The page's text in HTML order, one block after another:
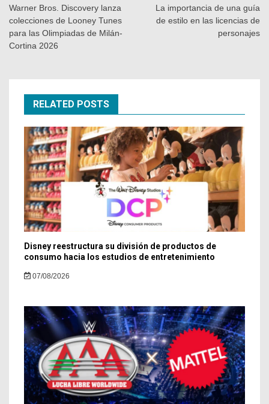
Warner Bros. Discovery lanza
colecciones de Looney Tunes
para las Olimpiadas de Milán-
Cortina 2026
La importancia de una guía
de estilo en las licencias de
personajes
RELATED POSTS
Disney reestructura su división de productos de
consumo hacia los estudios de entretenimiento
07/08/2026